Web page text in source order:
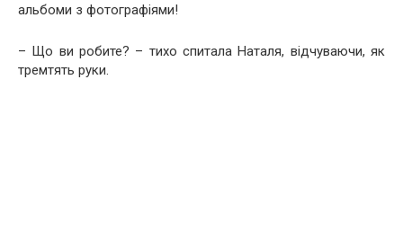
альбоми з фотографіями!
– Що ви робите? – тихо спитала Наталя, відчуваючи, як
тремтять руки.